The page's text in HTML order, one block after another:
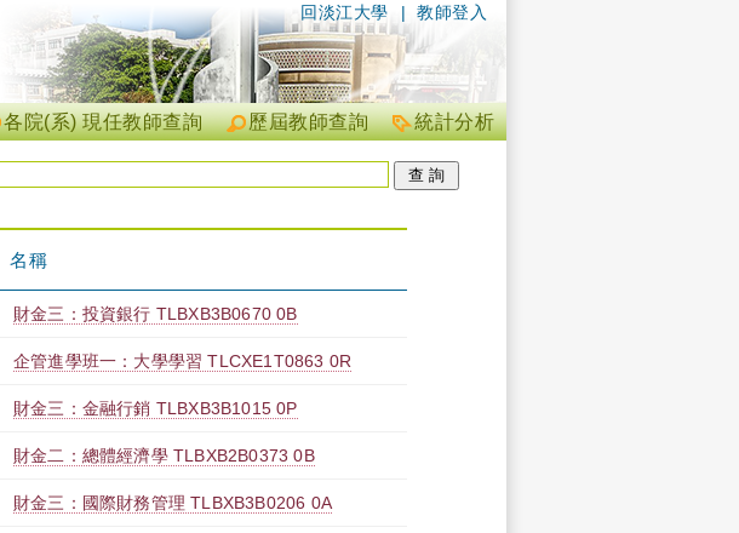
| 教師登入
回淡江大學
統計分析
歷屆教師查詢
各院(系) 現任教師查詢
名稱
財金三：投資銀行 TLBXB3B0670 0B
企管進學班一：大學學習 TLCXE1T0863 0R
財金三：金融行銷 TLBXB3B1015 0P
財金二：總體經濟學 TLBXB2B0373 0B
財金三：國際財務管理 TLBXB3B0206 0A